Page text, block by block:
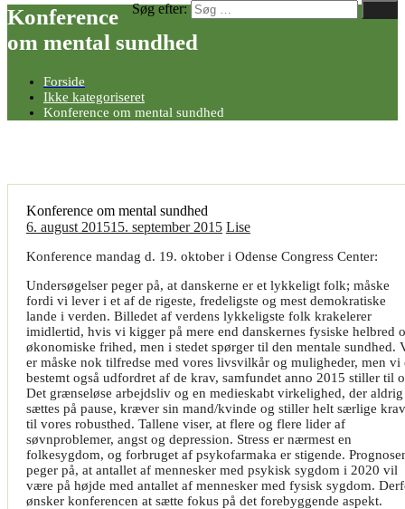
Søg efter:
Konference
om mental sundhed
Forside
Ikke kategoriseret
Konference om mental sundhed
Konference om mental sundhed
6. august 201515. september 2015 Lise
Konference mandag d. 19. oktober i Odense Congress Center:
Undersøgelser peger på, at danskerne er et lykkeligt folk; måske
fordi vi lever i et af de rigeste, fredeligste og mest demokratiske
lande i verden. Billedet af verdens lykkeligste folk krakelerer
imidlertid, hvis vi kigger på mere end danskernes fysiske helbred
økonomiske frihed, men i stedet spørger til den mentale sundhed.
er måske nok tilfredse med vores livsvilkår og muligheder, men vi
bestemt også udfordret af de krav, samfundet anno 2015 stiller til
Det grænseløse arbejdsliv og en medieskabt virkelighed, der aldrig
sættes på pause, kræver sin mand/kvinde og stiller helt særlige krav
til vores robusthed. Tallene viser, at flere og flere lider af
søvnproblemer, angst og depression. Stress er nærmest en
folkesygdom, og forbruget af psykofarmaka er stigende.
peger på, at antallet af mennesker med psykisk sygdom i 2020 vil
være på højde med antallet af mennesker med fysisk sygdom.
ønsker konferencen at sætte fokus på det forebyggende aspekt.